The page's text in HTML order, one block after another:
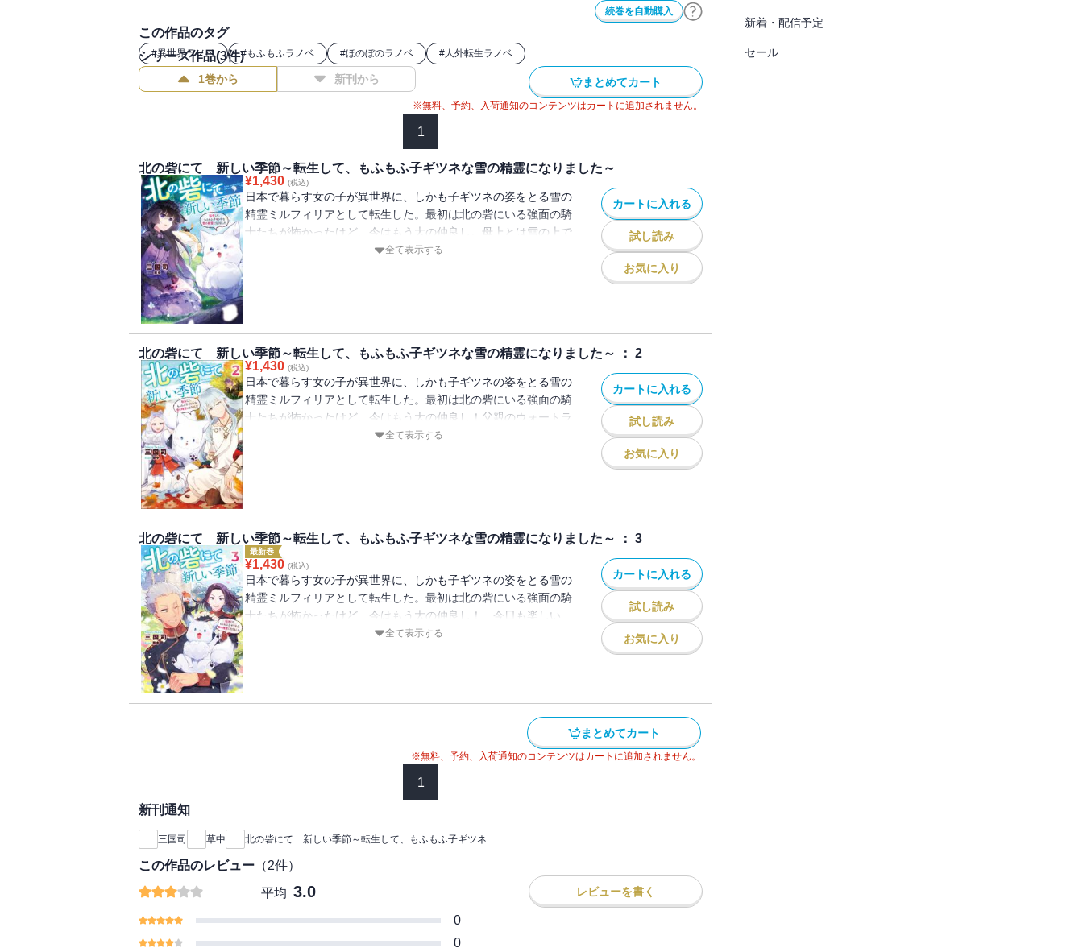
続巻を自動購入
この作品のタグ
#異世界ラノベ #もふもふラノベ #ほのぼのラノベ #人外転生ラノベ
シリーズ作品(3件)
1巻から 新刊から まとめてカート
※無料、予約、入荷通知のコンテンツはカートに追加されません。
1
北の砦にて 新しい季節～転生して、もふもふ子ギツネな雪の精霊になりました～
¥1,430 (税込)
日本で暮らす女の子が異世界に、しかも子ギツネの姿をとる雪の
精霊ミルフィリアとして転生した。最初は北の砦にいる強面の騎
士たちが怖かったけど、今はもう大の仲良し。母上とは雪の上で
丸くなって身を隠す訓練。砦の騎士たちとは“初対面ごっこ”。ミ
全て表示する
カートに入れる
試し読み
お気に入り
北の砦にて 新しい季節～転生して、もふもふ子ギツネな雪の精霊になりました～ ： 2
¥1,430 (税込)
日本で暮らす女の子が異世界に、しかも子ギツネの姿をとる雪の
精霊ミルフィリアとして転生した。最初は北の砦にいる強面の騎
士たちが怖かったけど、今はもう大の仲良し！父親のウォートラ
ストの発案で、初めて家族旅行をすることになったけど、行く先
全て表示する
カートに入れる
試し読み
お気に入り
北の砦にて 新しい季節～転生して、もふもふ子ギツネな雪の精霊になりました～ ： 3
最新巻
¥1,430 (税込)
日本で暮らす女の子が異世界に、しかも子ギツネの姿をとる雪の
精霊ミルフィリアとして転生した。最初は北の砦にいる強面の騎
士たちが怖かったけど、今はもう大の仲良し！ 今日も楽しい
日々を過ごしていた。季節は冬。北の砦にも雪が降り積もる中、
全て表示する
カートに入れる
試し読み
お気に入り
まとめてカート
※無料、予約、入荷通知のコンテンツはカートに追加されません。
1
新刊通知
三国司 草中 北の砦にて 新しい季節～転生して、もふもふ子ギツネ
この作品のレビュー （2件）
平均 3.0 レビューを書く
0
0
新着・配信予定
セール